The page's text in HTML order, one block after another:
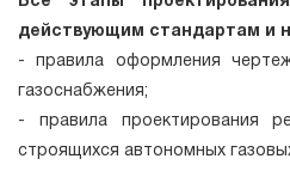
действующим стандартам и
- правила оформления
газоснабжения;
- правила проектирования
строящихся автономных